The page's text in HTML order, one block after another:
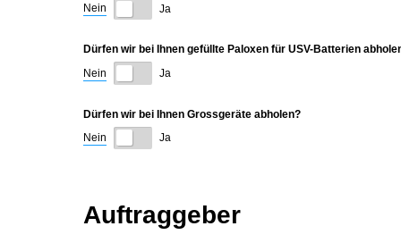
Nein
Ja
Dürfen wir bei Ihnen gefüllte Paloxen für USV-Batterien
Nein
Ja
Dürfen wir bei Ihnen Grossgeräte abholen?
Nein
Ja
Auftraggeber